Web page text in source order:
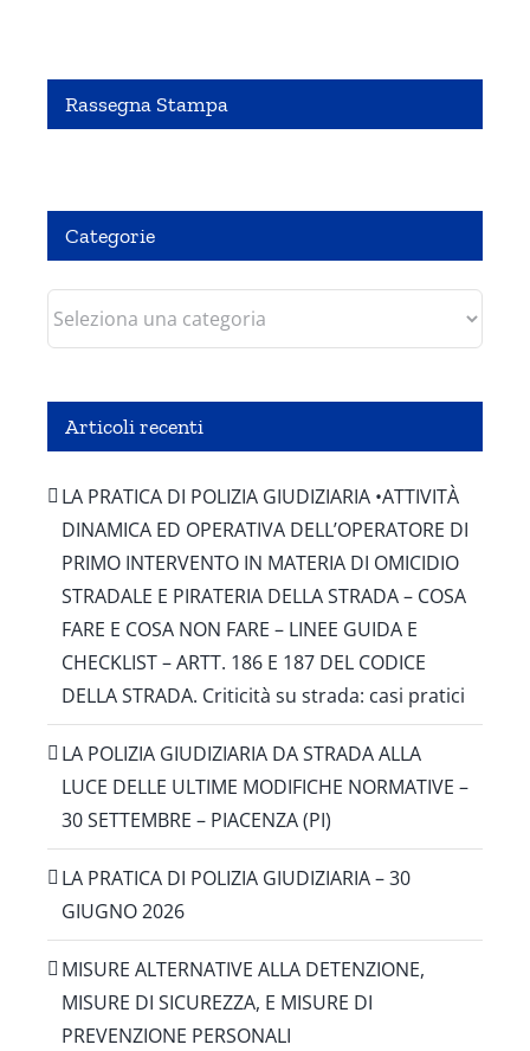
Rassegna Stampa
Pubbliredazionale – Crocevia 07 Agosto 2020
Categorie
Categorie
Articoli recenti
LA PRATICA DI POLIZIA GIUDIZIARIA •ATTIVITÀ
DINAMICA ED OPERATIVA DELL’OPERATORE DI
PRIMO INTERVENTO IN MATERIA DI OMICIDIO
STRADALE E PIRATERIA DELLA STRADA – COSA
FARE E COSA NON FARE – LINEE GUIDA E
CHECKLIST – ARTT. 186 E 187 DEL CODICE
DELLA STRADA. Criticità su strada: casi pratici
LA POLIZIA GIUDIZIARIA DA STRADA ALLA
LUCE DELLE ULTIME MODIFICHE NORMATIVE –
30 SETTEMBRE – PIACENZA (PI)
LA PRATICA DI POLIZIA GIUDIZIARIA – 30
GIUGNO 2026
MISURE ALTERNATIVE ALLA DETENZIONE,
MISURE DI SICUREZZA, E MISURE DI
PREVENZIONE PERSONALI